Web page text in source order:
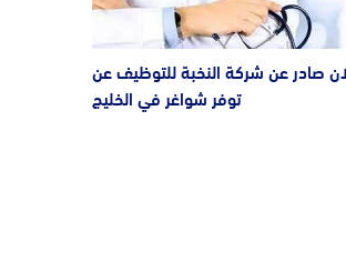
صادر عن شركة النخبة للتوظيف عن
توفر شواغر في الخليج